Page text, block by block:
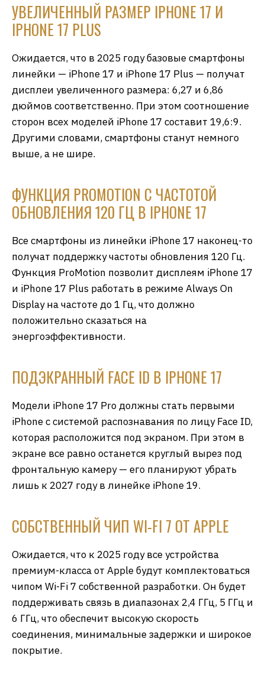
УВЕЛИЧЕННЫЙ РАЗМЕР IPHONE 17 И
IPHONE 17 PLUS
Ожидается, что в 2025 году базовые смартфоны
линейки — iPhone 17 и iPhone 17 Plus — получат
дисплеи увеличенного размера: 6,27 и 6,86
дюймов соответственно. При этом соотношение
сторон всех моделей iPhone 17 составит 19,6:9.
Другими словами, смартфоны станут немного
выше, а не шире.
ФУНКЦИЯ PROMOTION С ЧАСТОТОЙ
ОБНОВЛЕНИЯ 120 ГЦ В IPHONE 17
Все смартфоны из линейки iPhone 17 наконец-то
получат поддержку частоты обновления 120 Гц.
Функция ProMotion позволит дисплеям iPhone 17
и iPhone 17 Plus работать в режиме Always On
Display на частоте до 1 Гц, что должно
положительно сказаться на
энергоэффективности.
ПОДЭКРАННЫЙ FACE ID В IPHONE 17
Модели iPhone 17 Pro должны стать первыми
iPhone с системой распознавания по лицу Face ID,
которая расположится под экраном. При этом в
экране все равно останется круглый вырез под
фронтальную камеру — его планируют убрать
лишь к 2027 году в линейке iPhone 19.
СОБСТВЕННЫЙ ЧИП WI-FI 7 ОТ APPLE
Ожидается, что к 2025 году все устройства
премиум-класса от Apple будут комплектоваться
чипом Wi-Fi 7 собственной разработки. Он будет
поддерживать связь в диапазонах 2,4 ГГц, 5 ГГц и
6 ГГц, что обеспечит высокую скорость
соединения, минимальные задержки и широкое
покрытие.